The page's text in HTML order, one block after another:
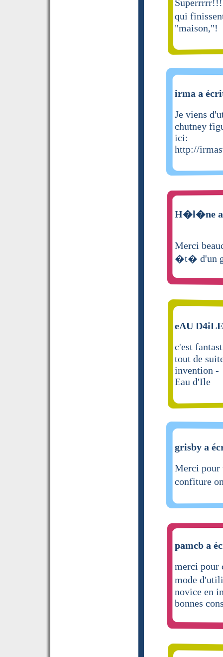
qui
"maison,"!
irma a
Je viens
chutney
ici:
http://
H�l�ne
Merci
�t� d'un
eAU
c'est
tout de
invention -
Eau d'Ile
grisby a
Merci pour
confiture
pamcb a
merci pour
mode
novice en
bonnes